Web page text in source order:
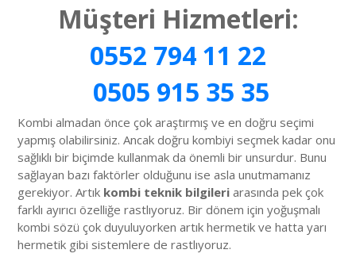
Müşteri Hizmetleri:
0552 794 11 22
0505 915 35 35
Kombi almadan önce çok araştırmış ve en doğru seçimi
yapmış olabilirsiniz. Ancak doğru kombiyi seçmek kadar onu
sağlıklı bir biçimde kullanmak da önemli bir unsurdur. Bunu
sağlayan bazı faktörler olduğunu ise asla unutmamanız
gerekiyor. Artık kombi teknik bilgileri arasında pek çok
farklı ayırıcı özelliğe rastlıyoruz. Bir dönem için yoğuşmalı
kombi sözü çok duyuluyorken artık hermetik ve hatta yarı
hermetik gibi sistemlere de rastlıyoruz.